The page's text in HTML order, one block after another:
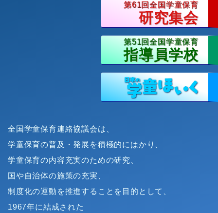
第61回全国学童保育
研究集会
第51回全国学童保育
指導員学校
全国学童保育連絡協議会は、
学童保育の普及・発展を積極的にはかり、
学童保育の内容充実のための研究、
国や自治体の施策の充実、
制度化の運動を推進することを目的として、
1967年に結成された